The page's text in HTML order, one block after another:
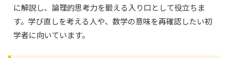
に解説し、論理的思考力を鍛える入り口として役立ちま
す。学び直しを考える人や、数学の意味を再確認したい初
学者に向いています。